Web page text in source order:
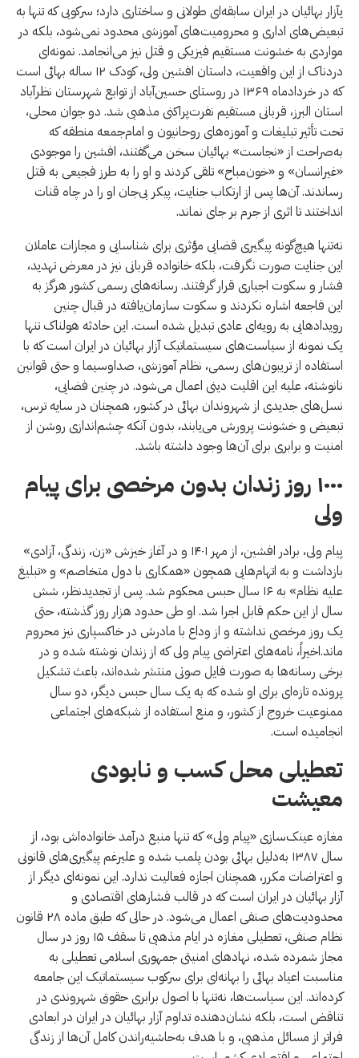
یآزار بهائیان در ایران سابقه‌ای طولانی و ساختاری دارد؛ سرکوبی که تنها به
تبعیض‌های اداری و محرومیت‌های آموزشی محدود نمی‌شود، بلکه در
مواردی به خشونت مستقیم فیزیکی و قتل نیز می‌انجامد. نمونه‌ای
دردناک از این واقعیت، داستان افشین ولی، کودک ۱۲ ساله بهائی است
که در خردادماه ۱۳۶۹ در روستای حسین‌آباد از توابع شهرستان نظرآباد
استان البرز، قربانی مستقیم نفرت‌پراکنی مذهبی شد. دو جوان محلی،
تحت تأثیر تبلیغات و آموزه‌های روحانیون و امام‌جمعه منطقه که
به‌صراحت از «نجاست» بهائیان سخن می‌گفتند، افشین را موجودی
«غیرانسان» و «خون‌مباح» تلقی کردند و او را به طرز فجیعی به قتل
رساندند. آن‌ها پس از ارتکاب جنایت، پیکر بی‌جان او را در چاه قنات
انداختند تا اثری از جرم بر جای نماند.
نه‌تنها هیچ‌گونه پیگیری قضایی مؤثری برای شناسایی و مجازات عاملان
این جنایت صورت نگرفت، بلکه خانواده قربانی نیز در معرض تهدید،
فشار و سکوت اجباری قرار گرفتند. رسانه‌های رسمی کشور هرگز به
این فاجعه اشاره نکردند و سکوت سازمان‌یافته در قبال چنین
رویدادهایی به رویه‌ای عادی تبدیل شده است. این حادثه هولناک تنها
یک نمونه از سیاست‌های سیستماتیک آزار بهائیان در ایران است که با
استفاده از تریبون‌های رسمی، نظام آموزشی، صداوسیما و حتی قوانین
نانوشته، علیه این اقلیت دینی اعمال می‌شود. در چنین فضایی،
نسل‌های جدیدی از شهروندان بهائی در کشور، همچنان در سایه ترس،
تبعیض و خشونت پرورش می‌یابند، بدون آنکه چشم‌اندازی روشن از
امنیت و برابری برای آن‌ها وجود داشته باشد.
۱۰۰۰ روز زندان بدون مرخصی برای پیام
ولی
پیام ولی، برادر افشین، از مهر ۱۴۰۱ و در آغاز خیزش «زن، زندگی، آزادی»
بازداشت و به اتهام‌هایی همچون «همکاری با دول متخاصم» و «تبلیغ
علیه نظام» به ۱۶ سال حبس محکوم شد. پس از تجدیدنظر، شش
سال از این حکم قابل اجرا شد. او طی حدود هزار روز گذشته، حتی
یک روز مرخصی نداشته و از وداع با مادرش در خاکسپاری نیز محروم
ماند.اخیراً، نامه‌های اعتراضی پیام ولی که از زندان نوشته شده و در
برخی رسانه‌ها به صورت فایل صوتی منتشر شده‌اند، باعث تشکیل
پرونده تازه‌ای برای او شده که به یک سال حبس دیگر، دو سال
ممنوعیت خروج از کشور، و منع استفاده از شبکه‌های اجتماعی
انجامیده است.
تعطیلی محل کسب و نابودی
معیشت
مغازه عینک‌سازی «پیام ولی» که تنها منبع درآمد خانواده‌اش بود، از
سال ۱۳۸۷ به‌دلیل بهائی بودن پلمب شده و علیرغم پیگیری‌های قانونی
و اعتراضات مکرر، همچنان اجازه فعالیت ندارد. این نمونه‌ای دیگر از
آزار بهائیان در ایران است که در قالب فشارهای اقتصادی و
محدودیت‌های صنفی اعمال می‌شود. در حالی‌ که طبق ماده ۲۸ قانون
نظام صنفی، تعطیلی مغازه در ایام مذهبی تا سقف ۱۵ روز در سال
مجاز شمرده شده، نهادهای امنیتی جمهوری اسلامی تعطیلی به
مناسبت اعیاد بهائی را بهانه‌ای برای سرکوب سیستماتیک این جامعه
کرده‌اند. این سیاست‌ها، نه‌تنها با اصول برابری حقوق شهروندی در
تناقض است، بلکه نشان‌دهنده تداوم آزار بهائیان در ایران در ابعادی
فراتر از مسائل مذهبی، و با هدف به‌حاشیه‌راندن کامل آن‌ها از زندگی